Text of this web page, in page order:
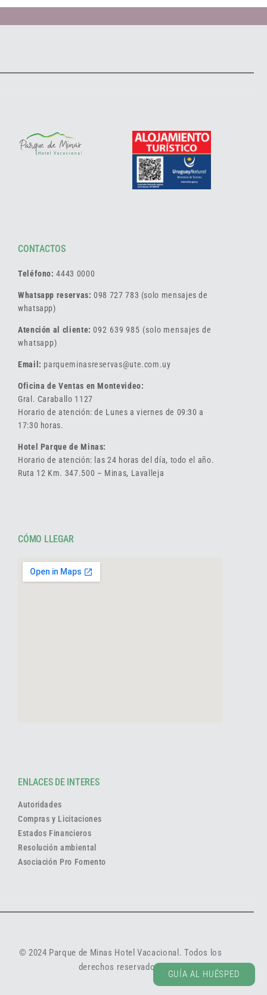
CONTACTOS
Teléfono: 4443 0000
Whatsapp reservas: 098 727 783 (solo mensajes de
whatsapp)
Atención al cliente:092 639 985 (solo mensajes de
whatsapp)
Email: parqueminasreservas@ute.com.uy
Oficina de Ventas en Montevideo:
Gral. Caraballo 1127
Horario de atención: de Lunes a viernes de 09:30 a
17:30 horas.
Hotel Parque de Minas:
Horario de atención: las 24 horas del día, todo el año.
Ruta 12 Km. 347.500 – Minas, Lavalleja
CÓMO LLEGAR
ENLACES DE INTERES
Autoridades
Compras y Licitaciones
Estados Financieros
Resolución ambiental
Asociación Pro Fomento
© 2024 Parque de Minas Hotel Vacacional. Todos los
derechos reservados.
GUÍA AL HUÉSPED
RESERVAR